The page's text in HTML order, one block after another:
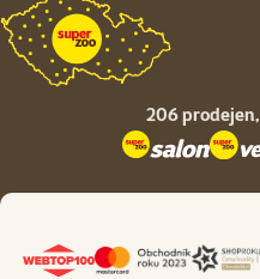
206 prodejen,